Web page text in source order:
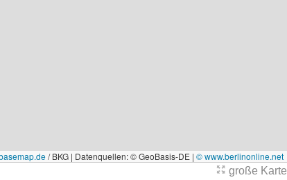
/ BKG | Datenquellen: © GeoBasis-DE | © www.berlinonline.net
große Karte